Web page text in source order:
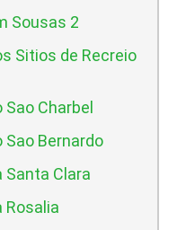
Sousas 2
Sitios de Recreio
Charbel
Bernardo
Santa Clara
Rosalia